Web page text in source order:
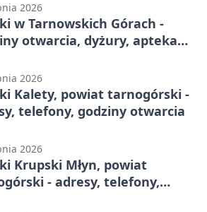
2026
w Tarnowskich Górach -
otwarcia, dyżury, apteka
2026
Kalety, powiat tarnogórski -
telefony, godziny otwarcia
2026
Krupski Młyn, powiat
- adresy, telefony,